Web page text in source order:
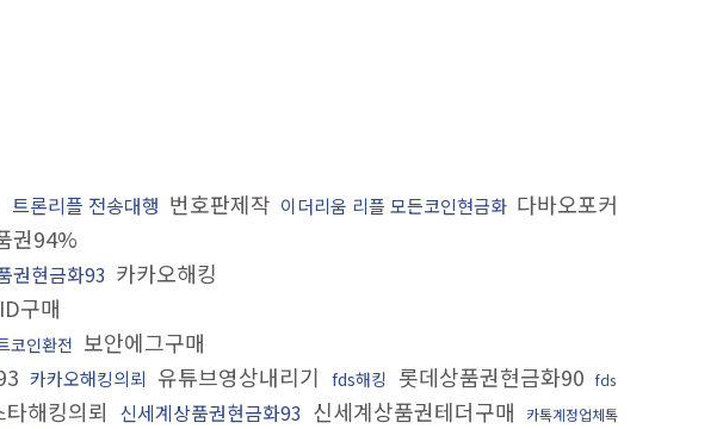
트론리플 전송대행 번호판제작 이더리움 리플 모든코인현금화 다바오포커
권94%
권현금화93 카카오해킹
구매
코인환전 보안에그구매
카카오해킹의뢰 유튜브영상내리기 fds해킹 롯데상품권현금화90 fds
타해킹의뢰 신세계상품권현금화93 신세계상품권테더구매
카톡계정업체톡